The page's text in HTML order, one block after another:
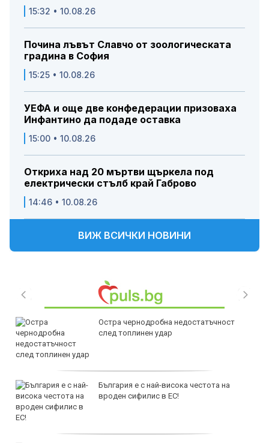
15:32 • 10.08.26
Почина лъвът Славчо от зоологическата
градина в София
15:25 • 10.08.26
УЕФА и още две конфедерации призоваха
Инфантино да подаде оставка
15:00 • 10.08.26
Откриха над 20 мъртви щъркела под
електрически стълб край Габрово
14:46 • 10.08.26
ВИЖ ВСИЧКИ НОВИНИ
Остра чернодробна недостатъчност
след топлинен удар
България е с най-висока честота на
вроден сифилис в ЕС!